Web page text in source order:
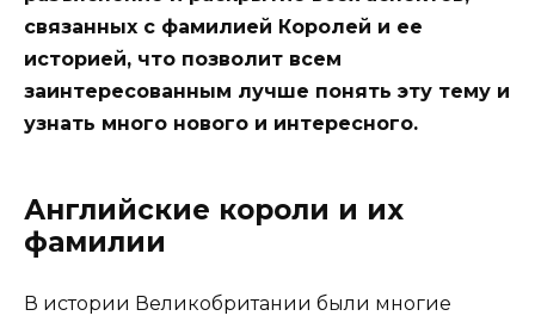
связанных с фамилией Королей и ее
историей, что позволит всем
заинтересованным лучше понять эту тему и
узнать много нового и интересного.
Английские короли и их
фамилии
В истории Великобритании были многие